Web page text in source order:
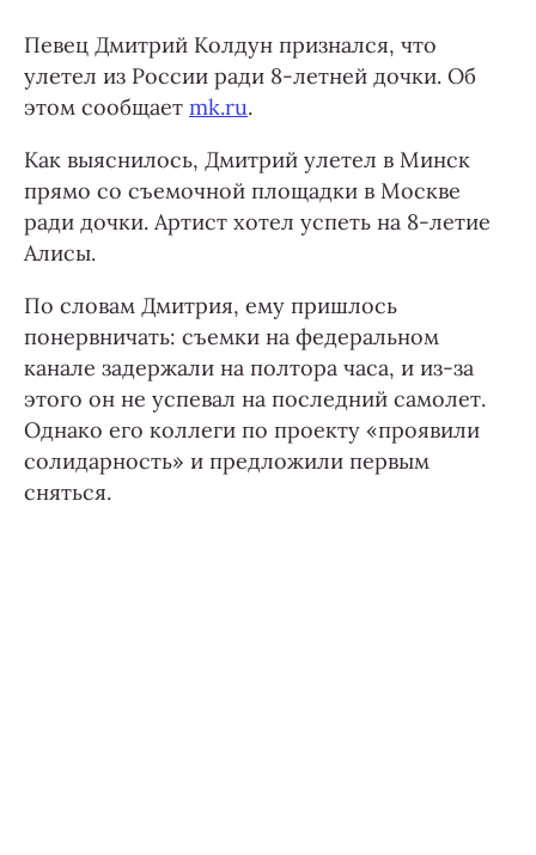
Певец Дмитрий Колдун признался, что
улетел из России ради 8-летней дочки. Об
этом сообщает mk.ru.
Как выяснилось, Дмитрий улетел в Минск
прямо со съемочной площадки в Москве
ради дочки. Артист хотел успеть на 8-летие
Алисы.
По словам Дмитрия, ему пришлось
понервничать: съемки на федеральном
канале задержали на полтора часа, и из-за
этого он не успевал на последний самолет.
Однако его коллеги по проекту «проявили
солидарность» и предложили первым
сняться.